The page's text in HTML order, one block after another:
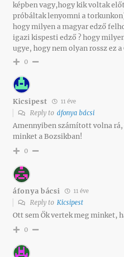
képben vagy,hogy kik voltak
próbáltak lenyomni a
hogy milyen a magyar edző
igazi kispesti edző ? hogy
ugye, hogy nem olyan rossz ez a
0
Kicsipest 11 éve
Reply to áfonya bácsi
Amennyiben számított volna
minket a Bozsikban!
0
áfonya bácsi 11 éve
Reply to Kicsipest
Ott sem Ők vertek meg minket,
0